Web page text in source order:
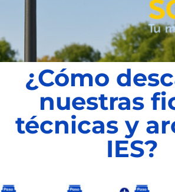
¿Cómo
nuestras
técnicas y
IES?